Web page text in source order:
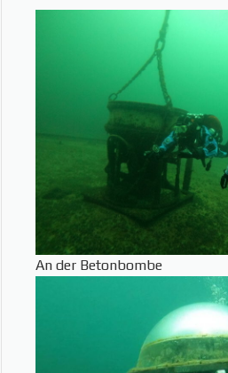
An der Betonbombe